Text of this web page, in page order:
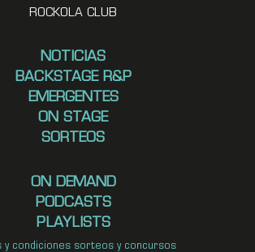
ROCKOLA CLUB
NOTICIAS
BACKSTAGE R&P
EMERGENTES
ON STAGE
SORTEOS
ON DEMAND
PODCASTS
PLAYLISTS
y condiciones sorteos y concursos